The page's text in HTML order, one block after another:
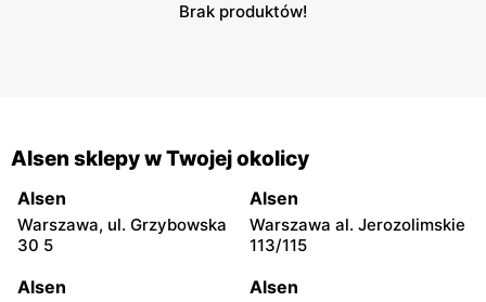
Brak produktów!
Alsen sklepy w Twojej okolicy
Alsen
Warszawa, ul. Grzybowska
30 5
Alsen
Warszawa al. Jerozolimskie
113/115
Alsen Alsen